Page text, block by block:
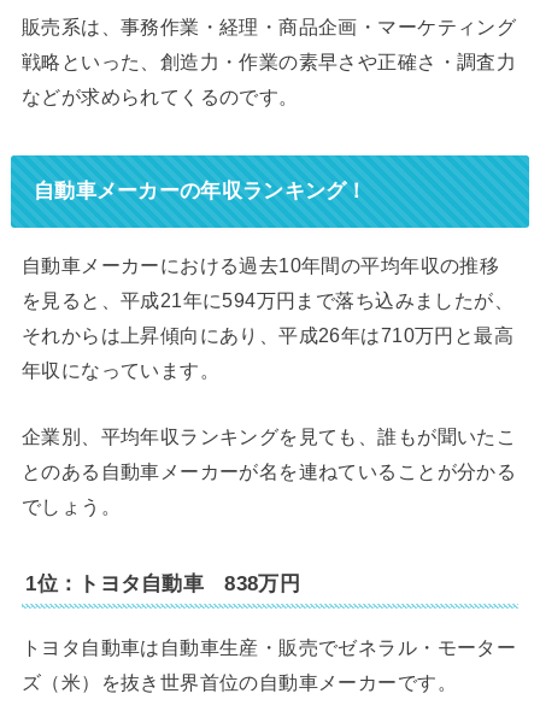
販売系は、事務作業・経理・商品企画・マーケティング
戦略といった、創造力・作業の素早さや正確さ・調査力
などが求められてくるのです。
自動車メーカーの年収ランキング！
自動車メーカーにおける過去10年間の平均年収の推移
を見ると、平成21年に594万円まで落ち込みましたが、
それからは上昇傾向にあり、平成26年は710万円と最高
年収になっています。
企業別、平均年収ランキングを見ても、誰もが聞いたこ
とのある自動車メーカーが名を連ねていることが分かる
でしょう。
1位：トヨタ自動車 838万円
トヨタ自動車は自動車生産・販売でゼネラル・モーター
ズ（米）を抜き世界首位の自動車メーカーです。